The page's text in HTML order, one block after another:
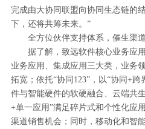
完成由大协同联盟向协同生态链的
下，还将共筹未来。”
全方位伙伴支持体系，催生渠
据了解，致远软件核心业务应
业务应用、集成应用三大类，业务
拓宽；依托“协同123”，以“协同+
件与智能硬件的软硬融合、云端共
+单一应用”满足碎片式和个性化应
渠道销售机会；同时，移动化和智